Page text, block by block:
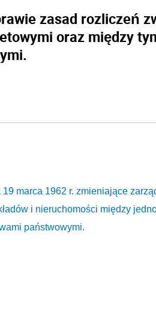
zasad rozliczeń
oraz między
marca 1962 r. zmieniające
i nieruchomości między
państwowymi.